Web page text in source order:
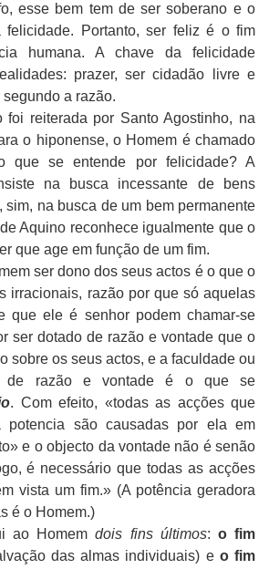
esse bem tem de ser soberano e o
felicidade. Portanto, ser feliz é o fim
humana. A chave da felicidade
prazer, ser cidadão livre e
a razão.
por Santo Agostinho, na
o hiponense, o Homem é chamado
que se entende por felicidade? A
na busca incessante de bens
sim, na busca de um bem permanente
Aquino reconhece igualmente que o
que age em função de um fim.
ser dono dos seus actos é o que o
irracionais, razão por que só aquelas
que ele é senhor podem chamar-se
ser dotado de razão e vontade que o
sobre os seus actos, e a faculdade ou
de razão e vontade é o que se
. Com efeito, «todas as acções que
potencia são causadas por ela em
e o objecto da vontade não é senão
é necessário que todas as acções
vista um fim.» (A potência geradora
é o Homem.)
Homemdois fins últimos: o fim
das almas individuais) e o fim